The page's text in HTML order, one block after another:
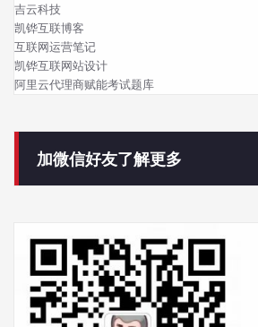
吉云科技
凯铧互联博客
互联网运营笔记
凯铧互联网站设计
阿里云代理商赋能考试题库
加微信好友了解更多